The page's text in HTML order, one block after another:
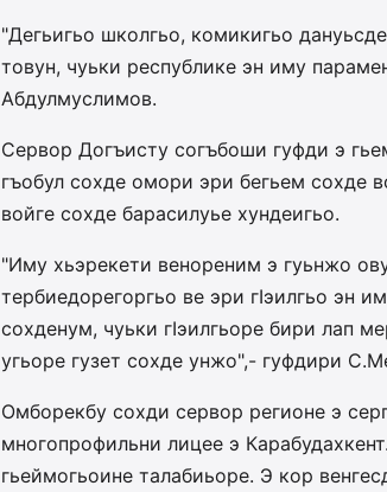
"Дегьигьо школгьо, комикигьо
товун, чуьки республике эн иму
Абдулмуслимов.
Сервор Догъисту согъбоши гуфди э
гъобул сохде омори эри бегьем сохде
войге сохде барасилуье хундеигьо.
"Иму хьэрекети венореним э гуьнжо
тербиедорегоргьо ве эри гIэилгьо эн
сохденум, чуьки гIэилгьоре бири лап
угьоре гузет сохде унжо",- гуфдири
Омборекбу сохди сервор регионе э
многопрофильни лицее э
гьеймогьоине талабиьоре. Э кор